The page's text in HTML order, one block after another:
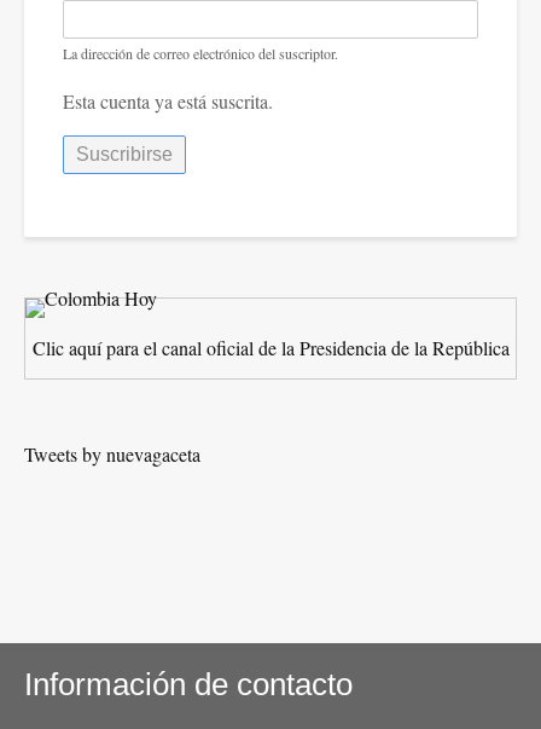
La dirección de correo electrónico del suscriptor.
Esta cuenta ya está suscrita.
Clic aquí para el canal oficial de la Presidencia de la República
Tweets by nuevagaceta
Información de contacto